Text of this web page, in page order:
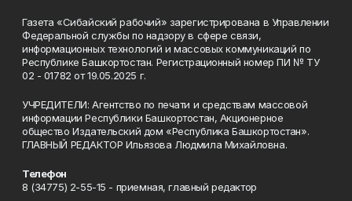
Газета «Сибайский рабочий» зарегистрирована в Управлении
Федеральной службы по надзору в сфере связи,
информационных технологий и массовых коммуникаций по
Республике Башкортостан. Регистрационный номер ПИ № ТУ
02 - 01782 от 19.05.2025 г.
УЧРЕДИТЕЛИ: Агентство по печати и средствам массовой
информации Республики Башкортостан, Акционерное
общество Издательский дом «Республика Башкортостан».
ГЛАВНЫЙ РЕДАКТОР Ильязова Людмила Михайловна.
Телефон
8 (34775) 2-55-15 - приемная, главный редактор